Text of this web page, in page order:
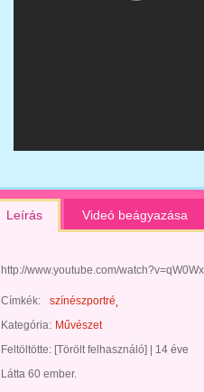
Leírás Videó beágyazása
http://www.youtube.com/
Címkék:
színészportré
Kategória: Művészet
Feltöltötte: [Törölt felhasználó]
14 éve
Látta 60 ember.